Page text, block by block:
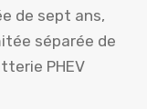
de sept ans,
séparée de
PHEV